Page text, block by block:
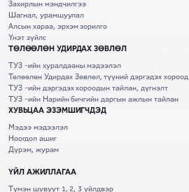
Захирлын мэндчилгээ
Шагнал, урамшуулал
Алсын хараа, эрхэм зорилго
Үнэт зүйлс
ТӨЛӨӨЛӨН УДИРДАХ ЗӨВЛӨЛ
ТУЗ -ийн хуралдааны мэдээлэл
Төлөөлөн Удирдах Зөвлөл, түүний дэргэдэх хороод
ТУЗ -ийн дэргэдэх хороодын тайлан, дүгнэлт
ТУЗ -ийн Нарийн бичгийн даргын ажлын тайлан
ХУВЬЦАА ЭЗЭМШИГЧДЭД
Мэдээ мэдээлэл
Ноогдол ашиг
Дүрэм, журам
ҮЙЛ АЖИЛЛАГАА
Түмэн шувуут 1, 2, 3 үйлдвэр